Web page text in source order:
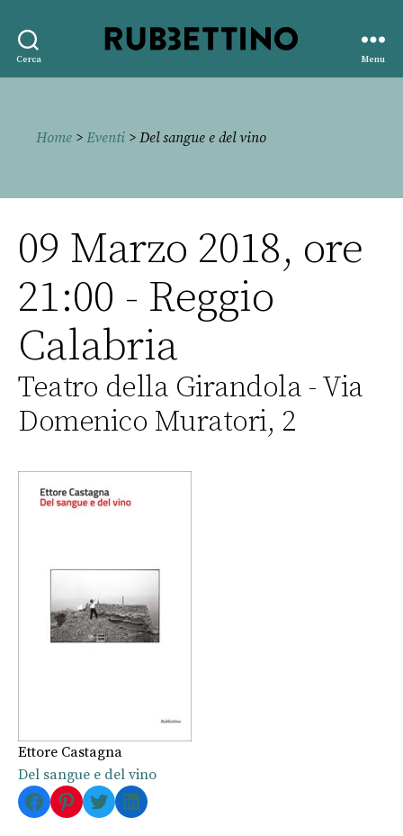
Cerca
editore
Menu
Home > Eventi > Del sangue e del vino
09 Marzo 2018, ore
21:00 - Reggio
Calabria
Teatro della Girandola - Via
Domenico Muratori, 2
Ettore Castagna
Del sangue e del vino
Facebook
Pinterest
TwitterLinkedIn